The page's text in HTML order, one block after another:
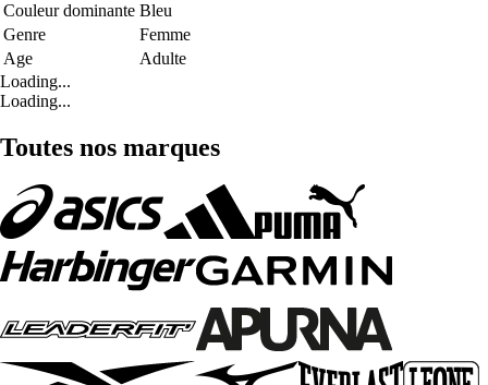
Couleur dominante Bleu
Genre
Femme
Age
Adulte
Loading...
Loading...
Toutes nos marques